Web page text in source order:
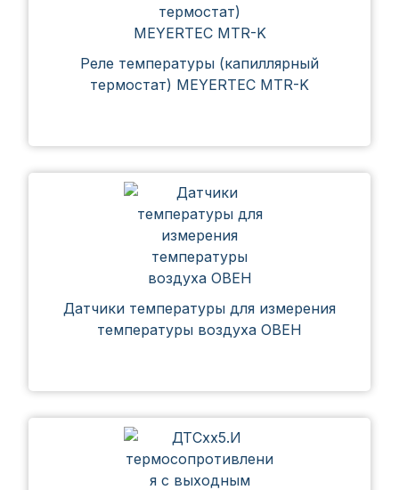
Реле температуры (капиллярный
термостат) MEYERTEC MTR-K
Датчики температуры для измерения
температуры воздуха ОВЕН